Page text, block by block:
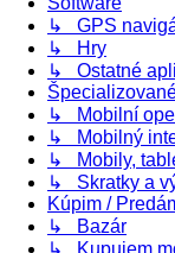
↳ GPS
↳ Hry
↳ Ostatné
↳ Mobilní
↳ Mobilný
↳ Mobily,
↳ Skratky a
Kúpim /
↳ Bazár